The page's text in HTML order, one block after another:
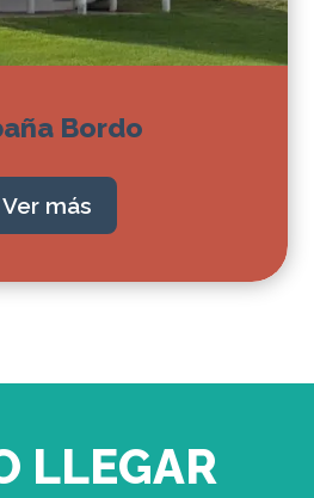
Bordo
Ver más
LLEGAR